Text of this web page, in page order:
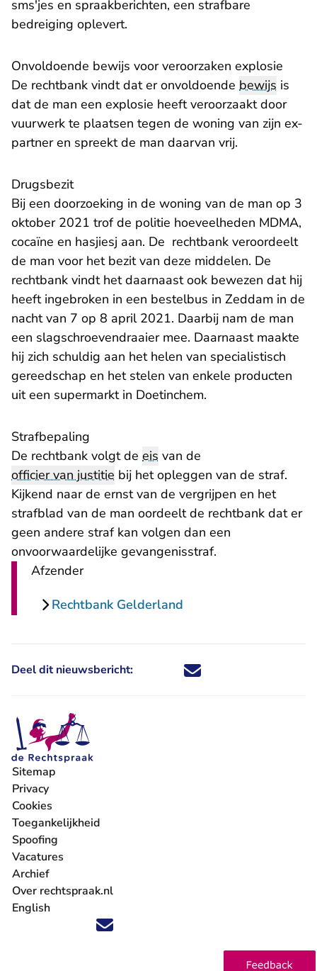
sms'jes en spraakberichten, een strafbare
bedreiging oplevert.
Onvoldoende bewijs voor veroorzaken explosie
De rechtbank vindt dat er onvoldoende bewijs is
dat de man een explosie heeft veroorzaakt door
vuurwerk te plaatsen tegen de woning van zijn ex-
partner en spreekt de man daarvan vrij.
Drugsbezit
Bij een doorzoeking in de woning van de man op 3
oktober 2021 trof de politie hoeveelheden MDMA,
cocaïne en hasjiesj aan. De rechtbank veroordeelt
de man voor het bezit van deze middelen. De
rechtbank vindt het daarnaast ook bewezen dat hij
heeft ingebroken in een bestelbus in Zeddam in de
nacht van 7 op 8 april 2021. Daarbij nam de man
een slagschroevendraaier mee. Daarnaast maakte
hij zich schuldig aan het helen van specialistisch
gereedschap en het stelen van enkele producten
uit een supermarkt in Doetinchem.
Strafbepaling
De rechtbank volgt de eis van de
officier van justitie bij het opleggen van de straf.
Kijkend naar de ernst van de vergrijpen en het
strafblad van de man oordeelt de rechtbank dat er
geen andere straf kan volgen dan een
onvoorwaardelijke gevangenisstraf.
Afzender
Rechtbank Gelderland
Deel dit nieuwsbericht: Deel dit nieuwsbericht via X -
Deel dit nieuwsbericht via
Deel dit nieuwsbericht
Deel dit
Volg ons op X (Twitter) - U verlaat Rechtspraak.nl
Volg ons op Facebook - U verlaat Rechtspraak.nl
Volg ons op Instagram - U verlaat Rechtspraak.nl
Volg ons op Youtube - U verlaat Rechtspraak.nl
Volg ons op LinkedIn - U verlaat
'Blijf op de hoogte' nieuwsbrief - U verlaat
Sitemap
Privacy
Cookies
Toegankelijkheid
Spoofing
Vacatures
- U verlaat Rechtspraak.nl
Archief
Over rechtspraak.nl
English